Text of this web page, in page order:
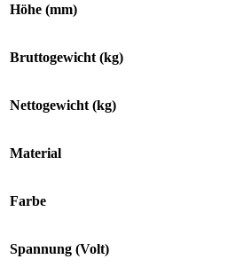
Höhe (mm)
Bruttogewicht (kg)
Nettogewicht (kg)
Material
Farbe
Spannung (Volt)